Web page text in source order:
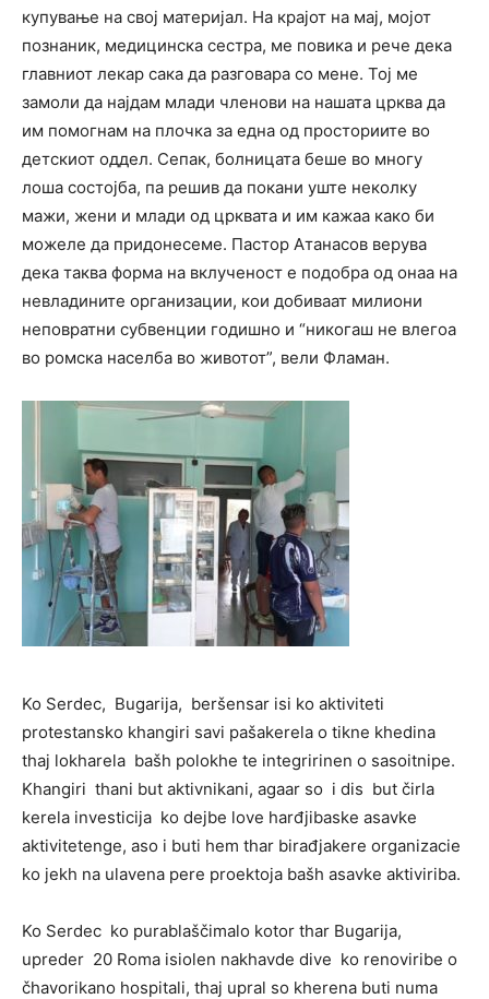
купување на свој материјал. На крајот на мај, мојот
познаник, медицинска сестра, ме повика и рече дека
главниот лекар сака да разговара со мене. Тој ме
замоли да најдам млади членови на нашата црква да
им помогнам на плочка за една од просториите во
детскиот оддел. Сепак, болницата беше во многу
лоша состојба, па решив да покани уште неколку
мажи, жени и млади од црквата и им кажаа како би
можеле да придонесеме. Пастор Атанасов верува
дека таква форма на вклученост е подобра од онаа на
невладините организации, кои добиваат милиони
неповратни субвенции годишно и “никогаш не влегоа
во ромска населба во животот”, вели Фламан.
Ko Serdec, Bugarija, beršensar isi ko aktiviteti
protestansko khangiri savi pašakerela o tikne khedina
thaj lokharela bašh polokhe te integririnen o sasoitnipe.
Khangiri thani but aktivnikani, agaar so i dis but čirla
kerela investicija ko dejbe love harđjibaske asavke
aktivitetenge, aso i buti hem thar birađjakere organizacie
ko jekh na ulavena pere proektoja bašh asavke aktiviriba.
Ko Serdec ko purablaščimalo kotor thar Bugarija,
upreder 20 Roma isiolen nakhavde dive ko renoviribe o
čhavorikano hospitali, thaj upral so kherena buti numa